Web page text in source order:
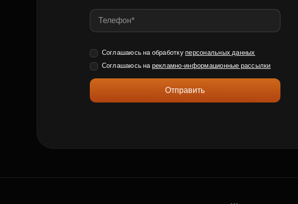
Соглашаюсь на обработку персональных данных
Соглашаюсь на рекламно-информационные рассылки
Отправить